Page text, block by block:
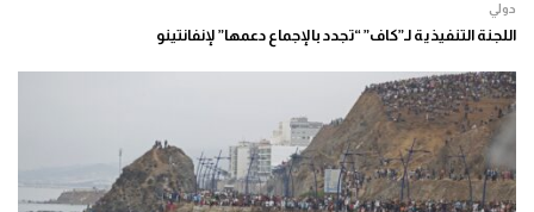
دولي
اللجنة التنفيذية لـ”كاف” “تجدد بالإجماع دعمها” لإنفانتينو